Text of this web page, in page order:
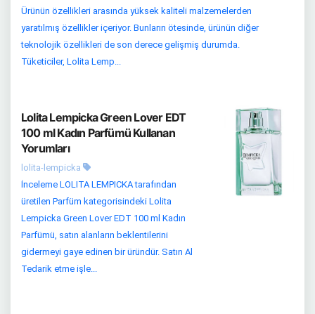
Ürünün özellikleri arasında yüksek kaliteli malzemelerden
yaratılmış özellikler içeriyor. Bunların ötesinde, ürünün diğer
teknolojik özellikleri de son derece gelişmiş durumda.
Tüketiciler, Lolita Lemp...
Lolita Lempicka Green Lover EDT
100 ml Kadın Parfümü Kullanan
Yorumları
lolita-lempicka
İnceleme LOLITA LEMPICKA tarafından
üretilen Parfüm kategorisindeki Lolita
Lempicka Green Lover EDT 100 ml Kadın
Parfümü, satın alanların beklentilerini
gidermeyi gaye edinen bir üründür. Satın Al
Tedarik etme işle...